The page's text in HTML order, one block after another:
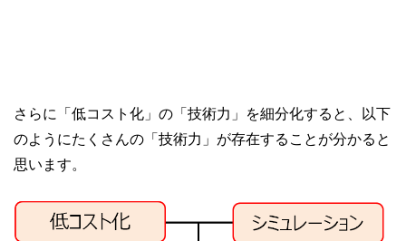
さらに「低コスト化」の「技術力」を細分化すると、以下
のようにたくさんの「技術力」が存在することが分かると
思います。